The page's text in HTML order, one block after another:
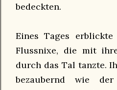
bedeckten.
Eines Tages
Flussnixe, die mit
durch das Tal tanzte.
bezaubernd wie